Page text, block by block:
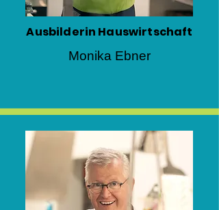
Ausbilderin Hauswirtschaft
Monika Ebner